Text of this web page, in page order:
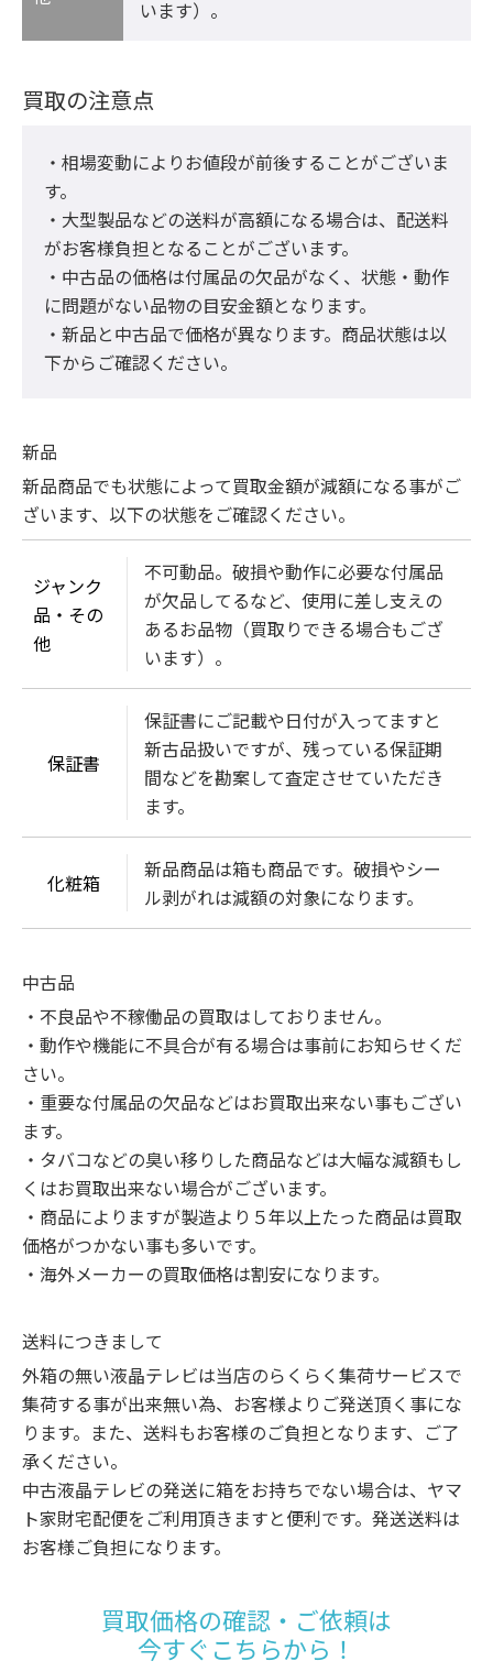
います）。
買取の注意点
・相場変動によりお値段が前後することがございま
す。
・大型製品などの送料が高額になる場合は、配送料
がお客様負担となることがございます。
・中古品の価格は付属品の欠品がなく、状態・動作
に問題がない品物の目安金額となります。
・新品と中古品で価格が異なります。商品状態は以
下からご確認ください。
新品
新品商品でも状態によって買取金額が減額になる事がご
ざいます、以下の状態をご確認ください。
ジャンク
品・その
他
不可動品。破損や動作に必要な付属品
が欠品してるなど、使用に差し支えの
あるお品物（買取りできる場合もござ
います）。
保証書
保証書にご記載や日付が入ってますと
新古品扱いですが、残っている保証期
間などを勘案して査定させていただき
ます。
化粧箱
新品商品は箱も商品です。破損やシー
ル剥がれは減額の対象になります。
中古品
・不良品や不稼働品の買取はしておりません。
・動作や機能に不具合が有る場合は事前にお知らせくだ
さい。
・重要な付属品の欠品などはお買取出来ない事もござい
ます。
・タバコなどの臭い移りした商品などは大幅な減額もし
くはお買取出来ない場合がございます。
・商品によりますが製造より５年以上たった商品は買取
価格がつかない事も多いです。
・海外メーカーの買取価格は割安になります。
送料につきまして
外箱の無い液晶テレビは当店のらくらく集荷サービスで
集荷する事が出来無い為、お客様よりご発送頂く事にな
ります。また、送料もお客様のご負担となります、ご了
承ください。
中古液晶テレビの発送に箱をお持ちでない場合は、ヤマ
ト家財宅配便をご利用頂きますと便利です。発送送料は
お客様ご負担になります。
買取価格の確認・ご依頼は
今すぐこちらから！